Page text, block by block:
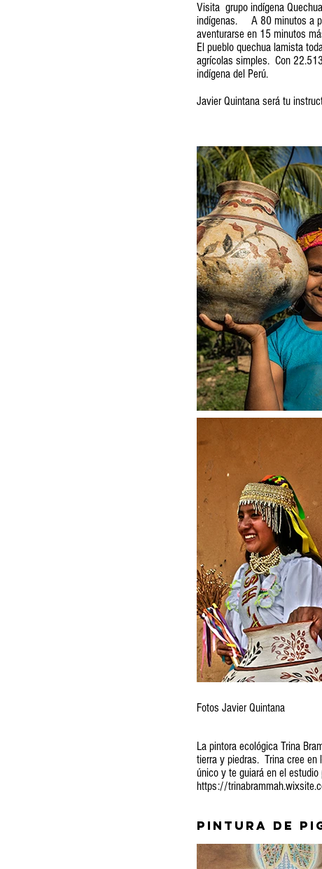
Visita grupo indígena
indígenas. A 80 minutos a
aventurarse en 15 minutos
El pueblo quechua lamista
agrícolas simples. Con
indígena del Perú.
Javier Quintana será tu
Fotos Javier Quintana
La pintora ecológica Trina
tierra y piedras. Trina cree
único y te guiará en el
https://
Pintura de